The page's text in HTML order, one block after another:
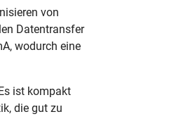
von
Datentransfer
wodurch eine
ist kompakt
die gut zu